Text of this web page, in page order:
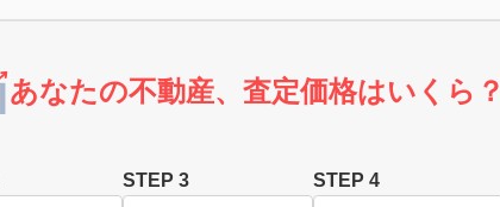
あなたの不動産、査定価格はいくら？
STEP 3 STEP 4